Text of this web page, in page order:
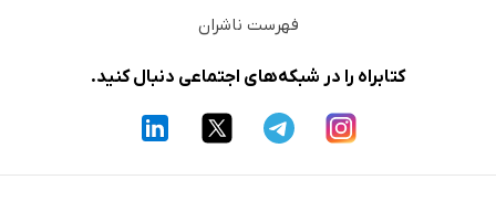
فهرست ناشران
کتابراه را در شبکه‌های اجتماعی دنبال کنید.